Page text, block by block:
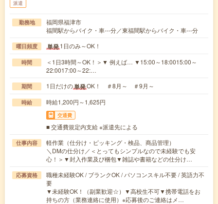
派遣
勤務地
福岡県福津市
福間駅からバイク・車---分／東福間駅からバイク・車---分
曜日頻度 単発1日のみ～OK！
時間
＜1日3時間～OK！＞▼ 例えば… ▼15:00～18:0015:00～
22:0017:00～22:…
期間 1日だけの単発OK！ ＃8月～ ＃9月～
時給 時給1,200円～1,625円
交通費
■ 交通費規定内支給 ※派遣先による
仕事内容
軽作業（仕分け・ピッキング・検品、商品管理）
＼DMの仕分け／＜とってもシンプルなので未経験でも安
心！＞▼封入作業及び梱包▼雑誌や書籍などの仕分け…
応募資格
職種未経験OK / ブランクOK / パソコンスキル不要 / 英語力不
要
▼未経験OK！（副業歓迎☆）▼高校生不可▼携帯電話をお
持ちの方（業務連絡に使用）※応募後のご連絡はメ…